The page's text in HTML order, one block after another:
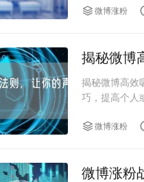
微博涨粉
揭秘微博
揭秘微博高效
巧，提高个人
微博涨粉
微博涨粉